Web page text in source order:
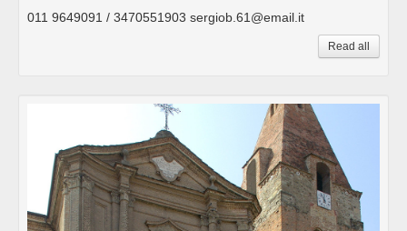
011 9649091 / 3470551903 sergiob.61@email.it
Read all